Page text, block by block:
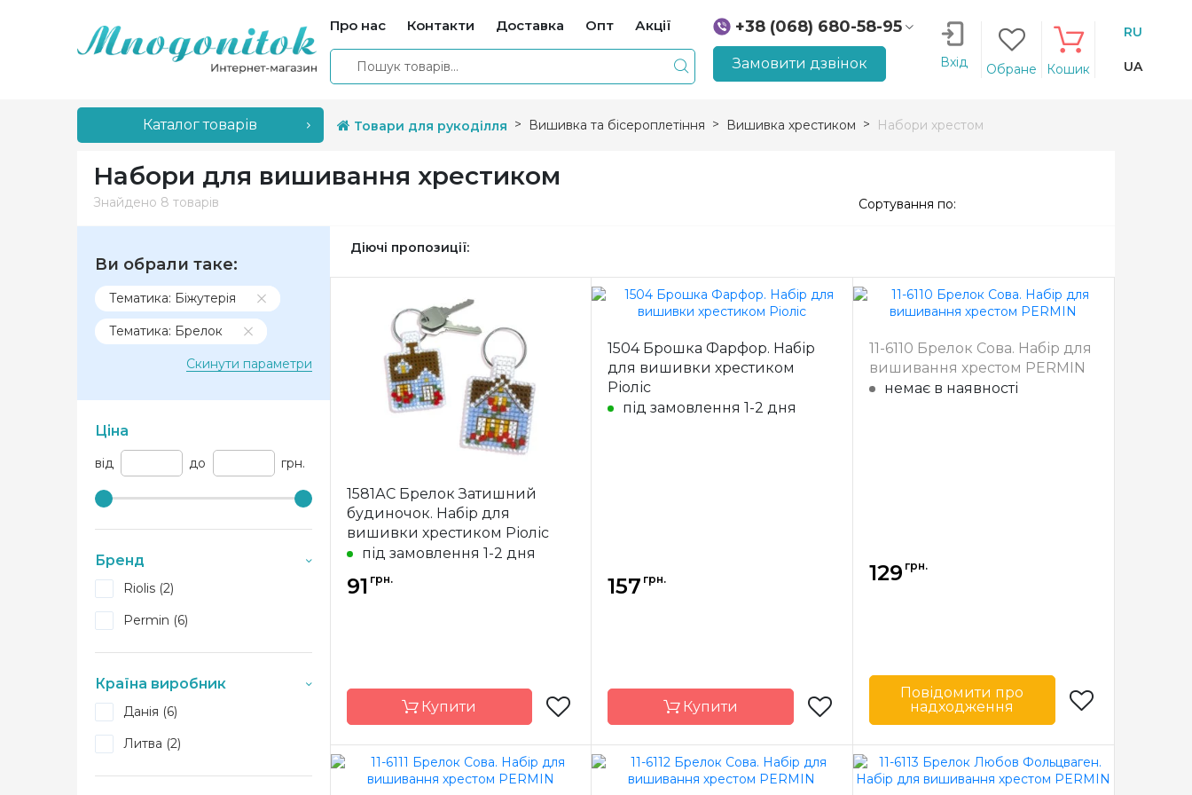
Про нас Контакти Доставка Опт Акції
+38 (068) 680-58-95
+38 (066) 207-14-90
Замовити дзвінок Вхід Обране Кошик
RU
UA
Каталог товарів Товари для рукоділля Вишивка та бісероплетіння Вишивка хрестиком Набори хрестом
Набори для вишивання хрестиком
Знайдено 8 товарів Сортування по:
Ви обрали таке:
Тематика: Біжутерія
Тематика: Брелок
Скинути параметри
Ціна
від до грн.
Бренд
Riolis (2)
Permin (6)
Країна виробник
Данія (6)
Литва (2)
Діючі пропозиції:
1581АС Брелок Затишний
будиночок. Набір для
вишивки хрестиком Ріоліс
під замовлення 1-2 дня
91 грн.
Купити
1504 Брошка Фарфор. Набір
для вишивки хрестиком
Ріоліс
під замовлення 1-2 дня
157 грн.
Купити
11-6110 Брелок Сова. Набір для
вишивання хрестом PERMIN
немає в наявності
129 грн.
Повідомити про
надходження
Бренд
Permin
Країна
виробник
Данія